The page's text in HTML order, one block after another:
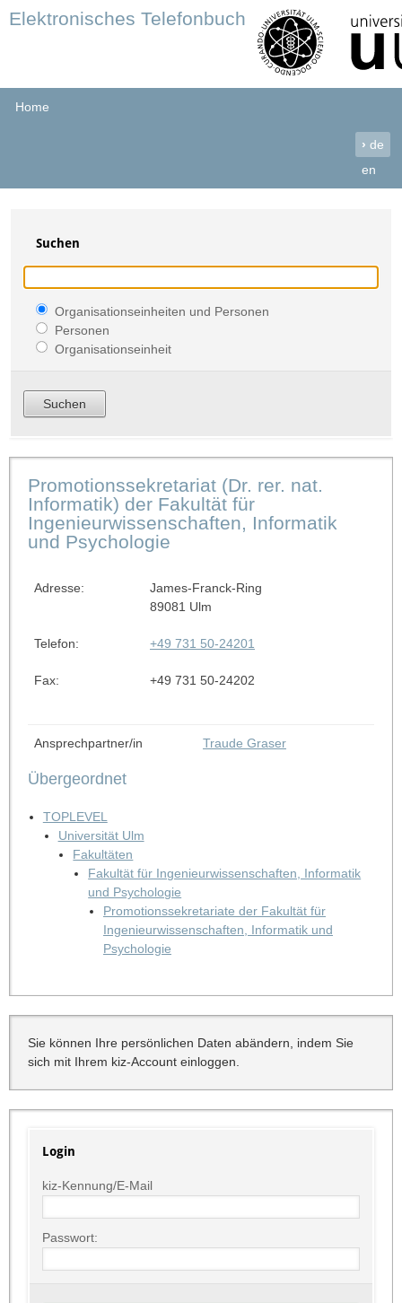
Elektronisches Telefonbuch
Home
› de
en
Suchen
Organisationseinheiten und Personen
Personen
Organisationseinheit
Promotionssekretariat (Dr. rer. nat.
Informatik) der Fakultät für
Ingenieurwissenschaften, Informatik
und Psychologie
Adresse:
James-Franck-Ring
89081 Ulm
Telefon: +49 731 50-24201
Fax: +49 731 50-24202
Ansprechpartner/in Traude Graser
Übergeordnet
TOPLEVEL
Universität Ulm
Fakultäten
Fakultät für Ingenieurwissenschaften, Informatik
und Psychologie
Promotionssekretariate der Fakultät für
Ingenieurwissenschaften, Informatik und
Psychologie
Sie können Ihre persönlichen Daten abändern, indem Sie
sich mit Ihrem kiz-Account einloggen.
Login
kiz-Kennung/E-Mail
Passwort: